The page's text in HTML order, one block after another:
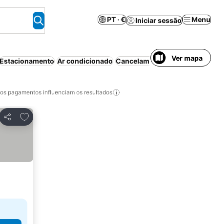
PT · € Iniciar sessão Menu
Estacionamento Ar condicionado Cancelamento gratuito
Ver mapa
pagamentos influenciam os resultados
Partilhar
Adicionar aos favoritos